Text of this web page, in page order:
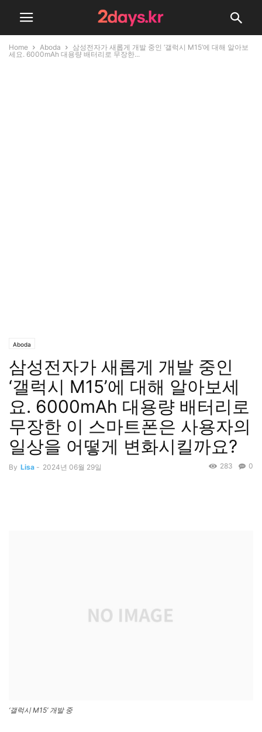
Home Aboda
삼성전자가 새롭게 개발 중인 ‘갤럭시 M15’에 대해 알아보
세요. 6000mAh 대용량 배터리로 무장한...
Aboda
삼성전자가 새롭게 개발 중인
‘갤럭시 M15’에 대해 알아보세
요. 6000mAh 대용량 배터리로
무장한 이 스마트폰은 사용자의
일상을 어떻게 변화시킬까요?
By Lisa - 2024년 06월 29일 0
283
‘갤럭시 M15’ 개발 중